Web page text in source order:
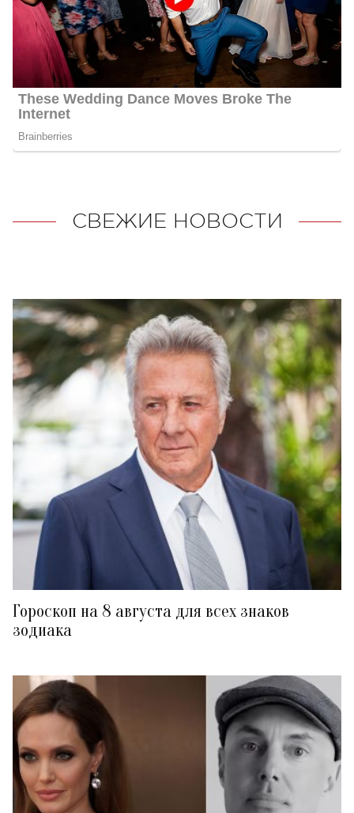
СВЕЖИЕ НОВОСТИ
Гороскоп на 8 августа для всех знаков
зодиака